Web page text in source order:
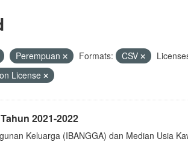
Perempuan Formats: CSV
License
2021-2022
Keluarga (IBANGGA) dan Median Usia